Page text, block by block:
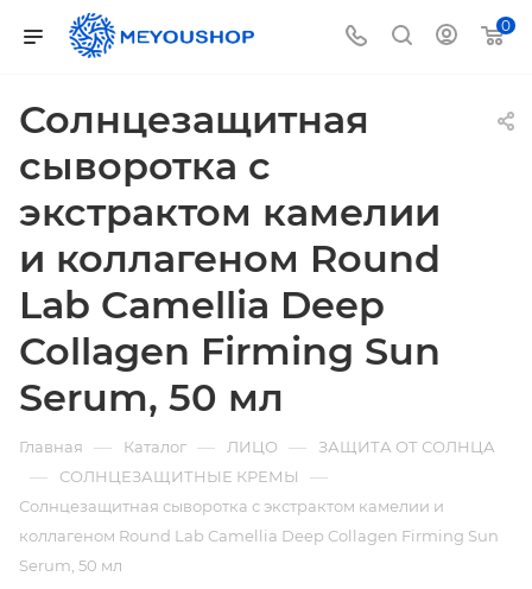
0
Солнцезащитная
сыворотка с
экстрактом камелии
и коллагеном Round
Lab Camellia Deep
Collagen Firming Sun
Serum, 50 мл
Главная — Каталог — ЛИЦО — ЗАЩИТА ОТ СОЛНЦА
— СОЛНЦЕЗАЩИТНЫЕ КРЕМЫ —
Солнцезащитная сыворотка с экстрактом камелии и
коллагеном Round Lab Camellia Deep Collagen Firming Sun
Serum, 50 мл